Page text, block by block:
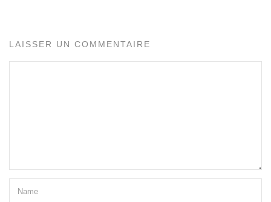
LAISSER UN COMMENTAIRE